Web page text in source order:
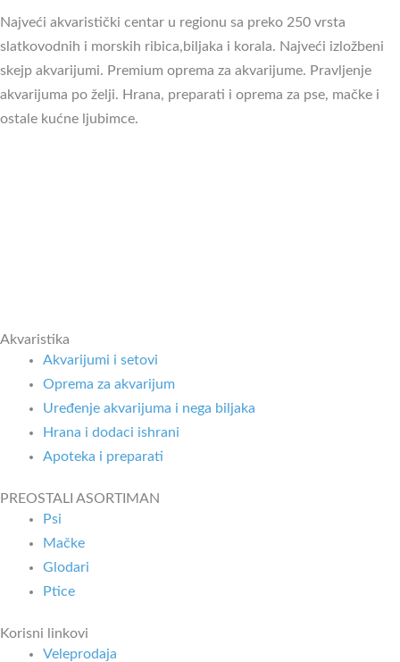
Najveći akvaristički centar u regionu sa preko 250 vrsta
slatkovodnih i morskih ribica,biljaka i korala. Najveći izložbeni
skejp akvarijumi. Premium oprema za akvarijume. Pravljenje
akvarijuma po želji. Hrana, preparati i oprema za pse, mačke i
ostale kućne ljubimce.
Akvaristika
Akvarijumi i setovi
Oprema za akvarijum
Uređenje akvarijuma i nega biljaka
Hrana i dodaci ishrani
Apoteka i preparati
PREOSTALI ASORTIMAN
Psi
Mačke
Glodari
Ptice
Korisni linkovi
Veleprodaja